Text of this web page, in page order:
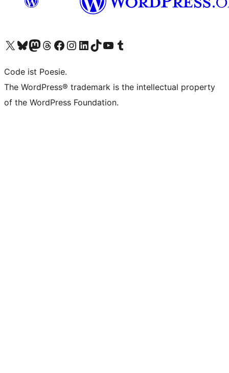
Das X-Konto (früher Twitter) von WordPress.org besuchen
Das Bluesky-Konto von WordPress.org besuchen
Das Mastodon-Konto von WordPress.org besuchen
Das Threads-Konto von WordPress.org besuchen
Die Facebook-Seite von WordPress.org besuchen
Das Instagram-Konto von WordPress.org besuchen
Das LinkedIn-Konto von WordPress.org besuchen
Das TikTok-Konto von WordPress.org besuchen
Den YouTube-Kanal von WordPress.org besuchen
Das Tumblr-Konto von WordPress.org besuchen
Code ist Poesie.
The WordPress® trademark is the intellectual property
of the WordPress Foundation.